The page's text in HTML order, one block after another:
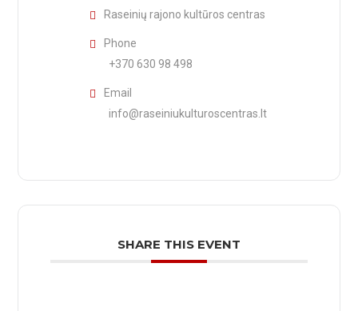
Raseinių rajono kultūros centras
Phone
+370 630 98 498
Email
info@raseiniukulturoscentras.lt
SHARE THIS EVENT